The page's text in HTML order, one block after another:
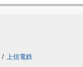
/ 上信電鉄